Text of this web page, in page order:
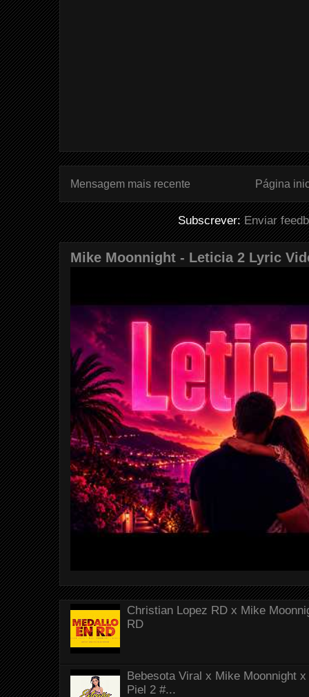
Mensagem mais recente Página
Subscrever:Enviar
Mike Moonnight - Leticia 2 Lyric
Christian Lopez RD x Mike
RD
Bebesota Viral x Mike Moonnight
Piel 2 #...